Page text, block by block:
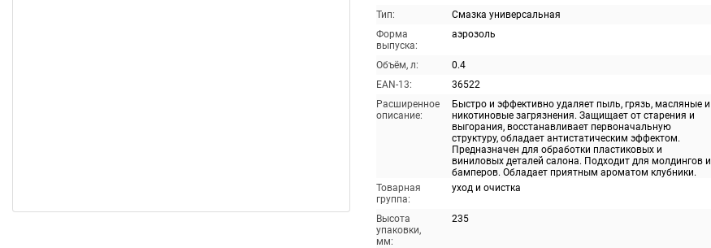
Тип:
Смазка универсальная
Форма
выпуска:
аэрозоль
Объём, л:
0.4
EAN-13:
36522
Расширенное
описание:
Быстро и эффективно удаляет пыль, грязь, масляные и
никотиновые загрязнения. Защищает от старения и
выгорания, восстанавливает первоначальную
структуру, обладает антистатическим эффектом.
Предназначен для обработки пластиковых и
виниловых деталей салона. Подходит для молдингов и
бамперов. Обладает приятным ароматом клубники.
Товарная
группа:
уход и очистка
Высота
упаковки,
мм:
235